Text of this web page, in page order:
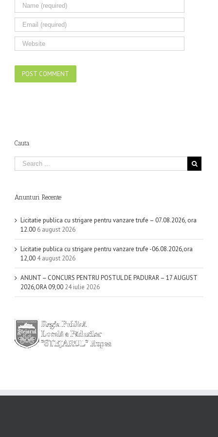
Cauta
Anunturi Recente
Licitatie publica cu strigare pentru vanzare trufe – 07.08.2026, ora
12.00 6 august 2026
Licitatie publica cu strigare pentru vanzare trufe -06.08.2026,ora
12,00 4 august 2026
ANUNT – CONCURS PENTRU POSTUL DE PADURAR – 17 AUGUST
2026,ORA 09,00 24 iulie 2026